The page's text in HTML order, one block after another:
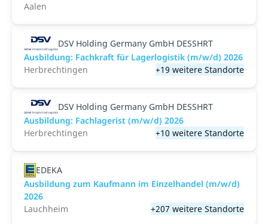
Aalen
DSV Holding Germany GmbH DESSHRT
Ausbildung: Fachkraft für Lagerlogistik (m/w/d) 2026
Herbrechtingen
+19 weitere Standorte
DSV Holding Germany GmbH DESSHRT
Ausbildung: Fachlagerist (m/w/d) 2026
Herbrechtingen
+10 weitere Standorte
EDEKA
Ausbildung zum Kaufmann im Einzelhandel (m/w/d)
2026
Lauchheim
+207 weitere Standorte